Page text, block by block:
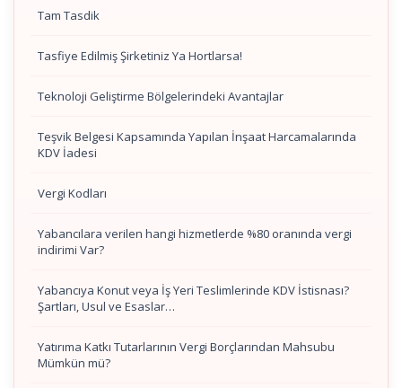
Tam Tasdik
Tasfiye Edilmiş Şirketiniz Ya Hortlarsa!
Teknoloji Geliştirme Bölgelerindeki Avantajlar
Teşvik Belgesi Kapsamında Yapılan İnşaat Harcamalarında
KDV İadesi
Vergi Kodları
Yabancılara verilen hangi hizmetlerde %80 oranında vergi
indirimi Var?
Yabancıya Konut veya İş Yeri Teslimlerinde KDV İstisnası?
Şartları, Usul ve Esaslar…
Yatırıma Katkı Tutarlarının Vergi Borçlarından Mahsubu
Mümkün mü?